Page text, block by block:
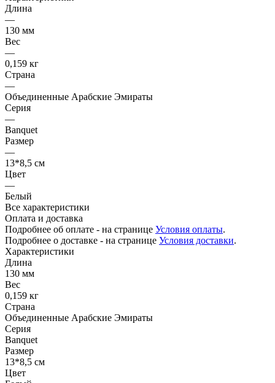
Длина
—
130 мм
Вес
—
0,159 кг
Страна
—
Объединенные Арабские Эмираты
Серия
—
Banquet
Размер
—
13*8,5 см
Цвет
—
Белый
Все характеристики
Оплата и доставка
Подробнее об оплате - на странице Условия оплаты.
Подробнее о доставке - на странице Условия доставки.
Характеристики
Длина
130 мм
Вес
0,159 кг
Страна
Объединенные Арабские Эмираты
Серия
Banquet
Размер
13*8,5 см
Цвет